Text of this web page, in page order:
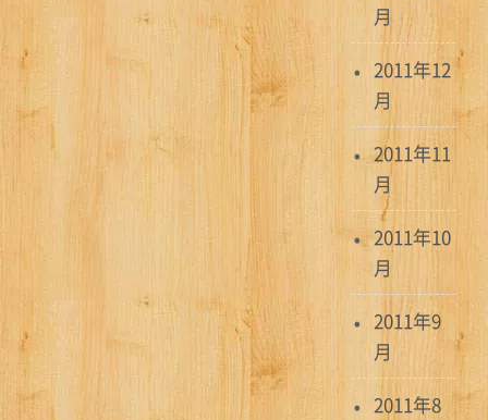
月
2011年12
月
2011年11
月
2011年10
月
2011年9
月
2011年8